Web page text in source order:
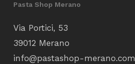
Pasta Shop Merano
Via Portici, 53
39012 Merano
info@pastashop-merano.com